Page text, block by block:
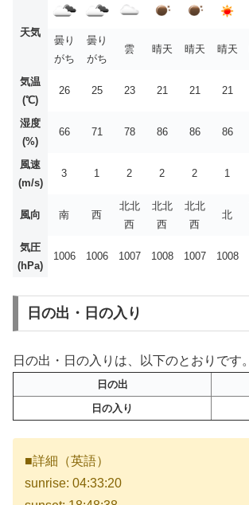
天気
曇り
がち
曇り
がち
雲 晴天 晴天 晴天
気温
(℃)
26 25 23 21 21 21
湿度
(%)
66 71 78 86 86 86
風速
(m/s)
3 1 2 2 2 1
風向 南 西
北北
西
北北
西
北北
西
北
気圧
(hPa)
1006 1006 1007 1008 1007 1008
日の出・日の入り
日の出・日の入りは、以下のとおりです。
日の出
日の入り
■詳細（英語）
sunrise: 04:33:20